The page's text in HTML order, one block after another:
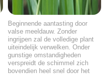
Beginnende aantasting door
valse meeldauw. Zonder
ingrijpen zal de volledige plant
uiteindelijk verwelken. Onder
gunstige omstandigheden
verspreidt de schimmel zich
bovendien heel snel door het